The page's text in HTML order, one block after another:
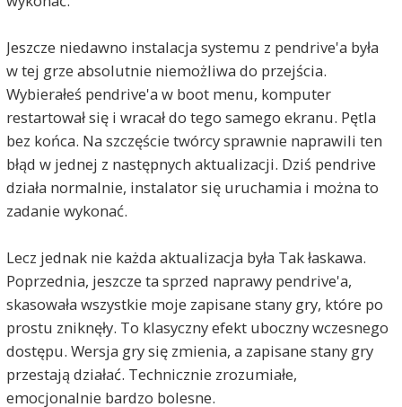
Jeszcze niedawno instalacja systemu z pendrive'a była
w tej grze absolutnie niemożliwa do przejścia.
Wybierałeś pendrive'a w boot menu, komputer
restartował się i wracał do tego samego ekranu. Pętla
bez końca. Na szczęście twórcy sprawnie naprawili ten
błąd w jednej z następnych aktualizacji. Dziś pendrive
działa normalnie, instalator się uruchamia i można to
zadanie wykonać.
Lecz jednak nie każda aktualizacja była Tak łaskawa.
Poprzednia, jeszcze ta sprzed naprawy pendrive'a,
skasowała wszystkie moje zapisane stany gry, które po
prostu zniknęły. To klasyczny efekt uboczny wczesnego
dostępu. Wersja gry się zmienia, a zapisane stany gry
przestają działać. Technicznie zrozumiałe,
emocjonalnie bardzo bolesne.